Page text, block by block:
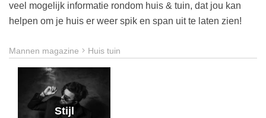
veel mogelijk informatie rondom huis & tuin, dat jou kan
helpen om je huis er weer spik en span uit te laten zien!
Mannen magazine Huis tuin
Stijl